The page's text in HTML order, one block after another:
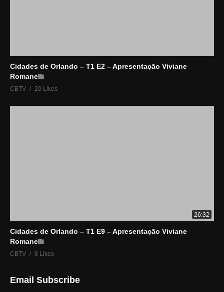
Cidades de Orlando – T1 E2 – Apresentação Viviane
Romanelli
CBTV 20 Likes
26:32
Cidades de Orlando – T1 E9 – Apresentação Viviane
Romanelli
CBTV 8 Likes
Email Subscribe